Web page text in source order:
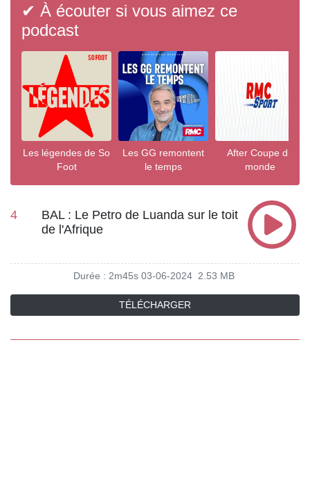
✔ À écouter si vous aimez ce
podcast
Les légendes de So
Foot
Les GG remontent
le temps
After Coupe du
monde
4
BAL : Le Petro de Luanda sur le toit
de l'Afrique
Durée : 2m45s 03-06-2024 2.53 MB
TÉLÉCHARGER